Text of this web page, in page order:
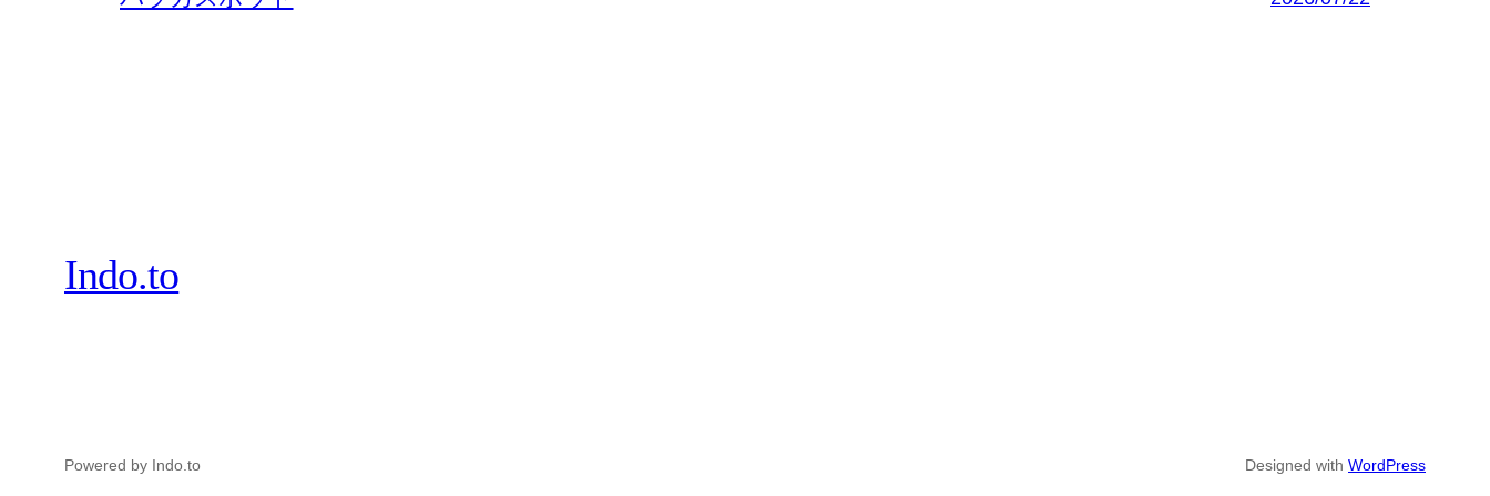
Indo.to
Powered by Indo.to Designed with WordPress